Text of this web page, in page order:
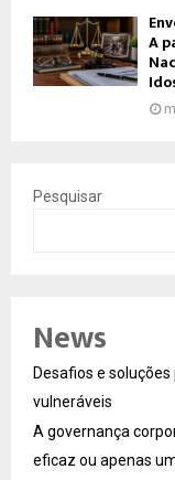
A
Pesquisar
News
Desafios e
vulneráveis
A governança
eficaz ou apenas